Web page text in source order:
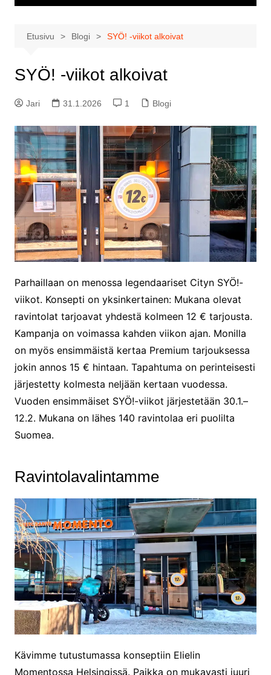
Etusivu Blogi SYÖ! -viikot alkoivat
SYÖ! -viikot alkoivat
Jari 31.1.2026 1 Blogi
Parhaillaan on menossa legendaariset Cityn SYÖ!-
viikot. Konsepti on yksinkertainen: Mukana olevat
ravintolat tarjoavat yhdestä kolmeen 12 € tarjousta.
Kampanja on voimassa kahden viikon ajan. Monilla
on myös ensimmäistä kertaa Premium tarjouksessa
jokin annos 15 € hintaan. Tapahtuma on perinteisesti
järjestetty kolmesta neljään kertaan vuodessa.
Vuoden ensimmäiset SYÖ!-viikot järjestetään 30.1.–
12.2. Mukana on lähes 140 ravintolaa eri puolilta
Suomea.
Ravintolavalintamme
Kävimme tutustumassa konseptiin Elielin
Momentossa Helsingissä. Paikka on mukavasti juuri